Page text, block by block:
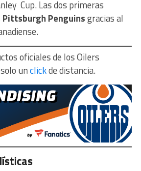
Cup. Las dos primeras
Pittsburgh Penguinsgracias al
oficiales de los Oilers
unclickde distancia.